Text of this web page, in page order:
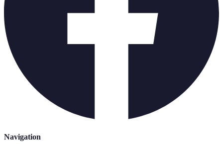
Navigation